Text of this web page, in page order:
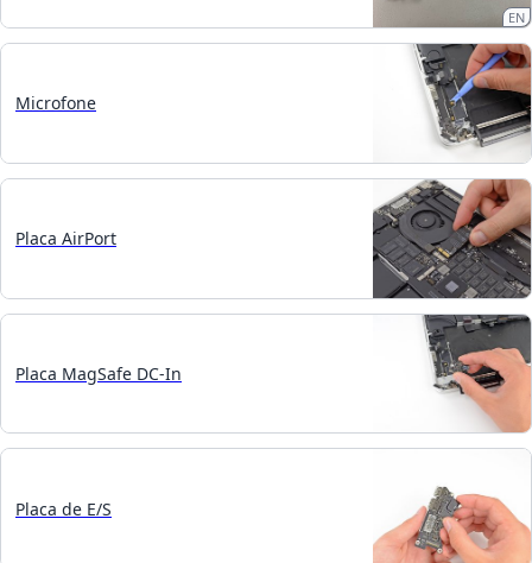
EN
Microfone
Placa AirPort
Placa MagSafe DC-In
Placa de E/S